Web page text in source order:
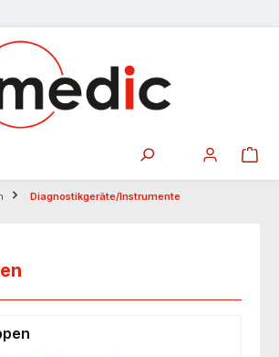
Diagnostikgeräte/Instrumente